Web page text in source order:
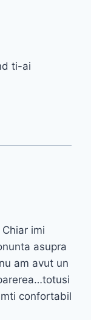
ti-ai
imi
asupra
am avut un
confortabil